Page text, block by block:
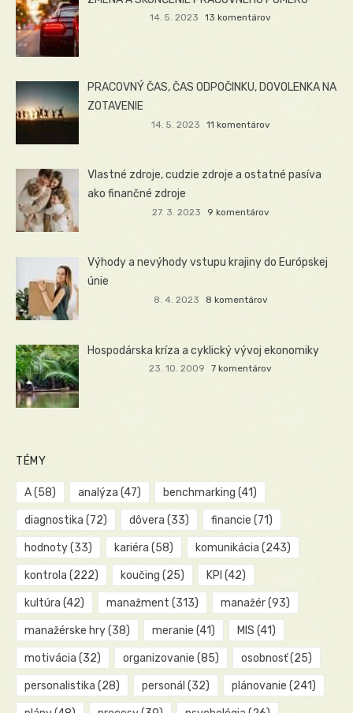
14. 5. 2023 13 komentárov
PRACOVNÝ ČAS, ČAS ODPOČINKU, DOVOLENKA NA
ZOTAVENIE
14. 5. 2023 11 komentárov
Vlastné zdroje, cudzie zdroje a ostatné pasíva
ako finančné zdroje
27. 3. 2023 9 komentárov
Výhody a nevýhody vstupu krajiny do Európskej
únie
8. 4. 2023 8 komentárov
Hospodárska kríza a cyklický vývoj ekonomiky
23. 10. 2009 7 komentárov
TÉMY
A(58) analýza (47) benchmarking (41)
diagnostika (72) dôvera (33) financie (71)
hodnoty(33) kariéra (58) komunikácia (243)
kontrola (222) koučing (25) KPI (42)
kultúra (42) manažment (313) manažér(93)
manažérske hry(38) meranie (41) MIS (41)
motivácia (32) organizovanie (85) osobnosť(25)
personalistika (28) personál (32) plánovanie (241)